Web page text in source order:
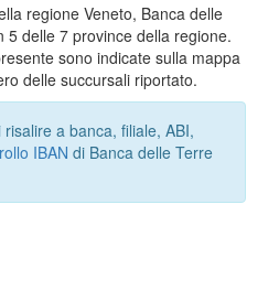
regione Veneto, Banca delle
5 delle 7 province della regione.
sono indicate sulla mappa
delle succursali riportato.
a banca, filiale, ABI,
IBAN di Banca delle Terre